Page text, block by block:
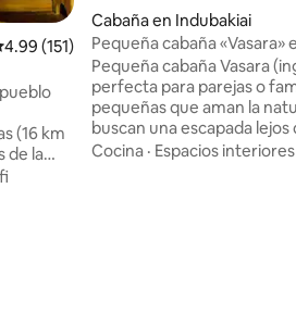
promedio: 4.99 de 5, 151
4.99 (151)
(16 km
de la
Cabaña en Indubakiai
Pequeña cabaña «Vasara»
ecológica Kemešys
Pequeña cabaña Vasara
perfecta para parejas o
pequeñas que aman la
buscan una escapada lejos
La cabaña tiene una cama
Cocina · Espacios interiores